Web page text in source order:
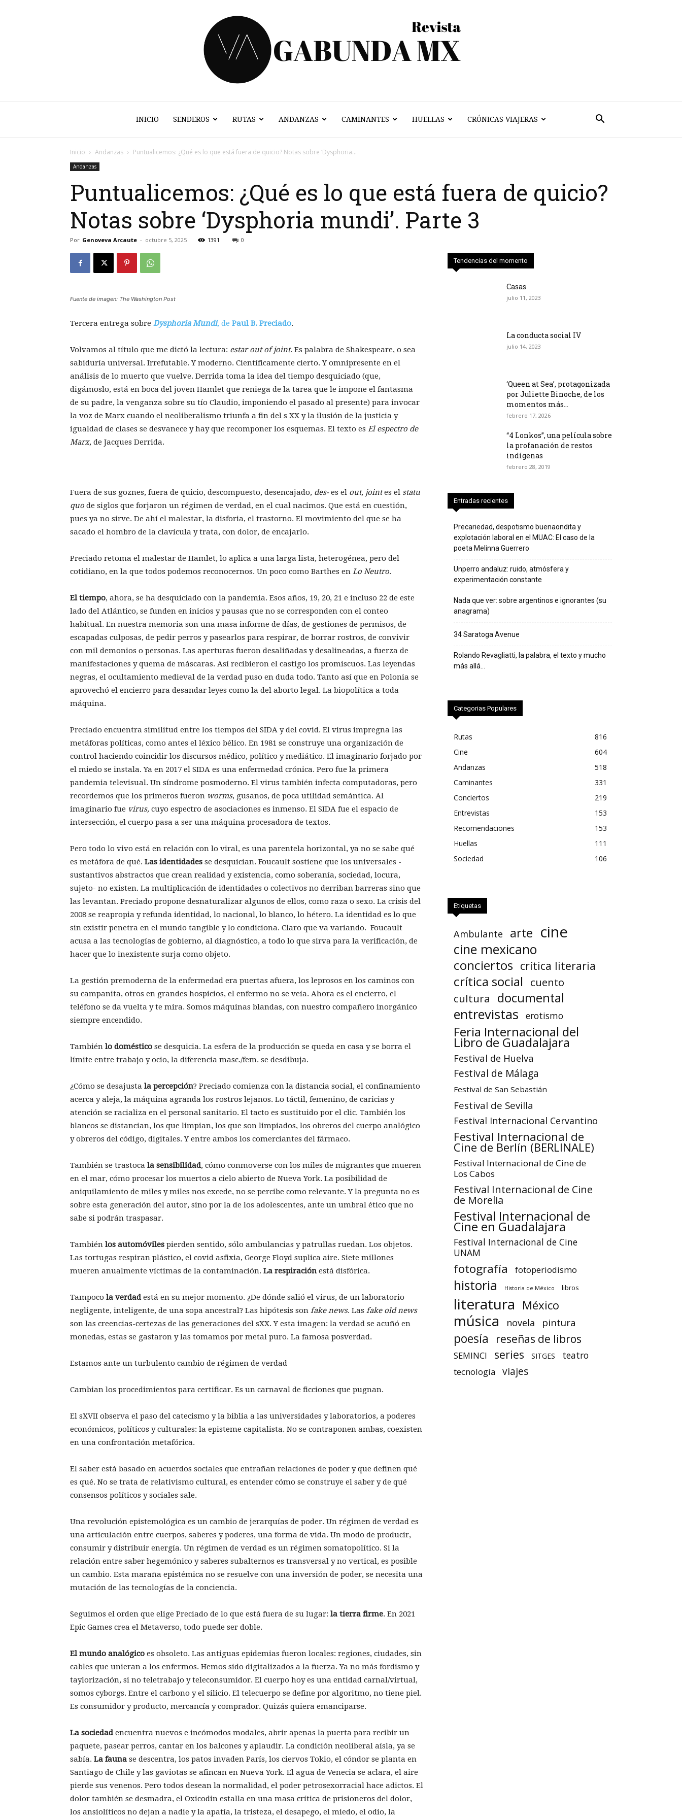
Vagabunda
INICIO SENDEROS RUTAS ANDANZAS CAMINANTES HUELLAS CRÓNICAS VIAJERAS
Inicio Andanzas Puntualicemos: ¿Qué es lo que está fuera de quicio? Notas sobre ‘Dysphoria...
Andanzas
Puntualicemos: ¿Qué es lo que está fuera de quicio?
Notas sobre ‘Dysphoria mundi’. Parte 3
Por Genoveva Arcaute - octubre 5, 2025 1391 0
Fuente de imagen: The Washington Post
Tercera entrega sobre Dysphoria Mundi, de Paul B. Preciado.
Volvamos al título que me dictó la lectura: estar out of joint. Es palabra de Shakespeare, o sea
sabiduría universal. Irrefutable. Y moderno. Científicamente cierto. Y omnipresente en el
análisis de lo muerto que vuelve. Derrida toma la idea del tiempo desquiciado (que,
digámoslo, está en boca del joven Hamlet que reniega de la tarea que le impone el fantasma
de su padre, la venganza sobre su tío Claudio, imponiendo el pasado al presente) para invocar
la voz de Marx cuando el neoliberalismo triunfa a fin del s XX y la ilusión de la justicia y
igualdad de clases se desvanece y hay que recomponer los esquemas. El texto es El espectro de
Marx, de Jacques Derrida.
Fuera de sus goznes, fuera de quicio, descompuesto, desencajado, des-es el out, jointes el statu
quo de siglos que forjaron un régimen de verdad, en el cual nacimos. Que está en cuestión,
pues ya no sirve. De ahí el malestar, la disforia, el trastorno. El movimiento del que se ha
sacado el hombro de la clavícula y trata, con dolor, de encajarlo.
Preciado retoma el malestar de Hamlet, lo aplica a una larga lista, heterogénea, pero del
cotidiano, en la que todos podemos reconocernos. Un poco como Barthes en Lo Neutro.
El tiempo, ahora, se ha desquiciado con la pandemia. Esos años, 19, 20, 21 e incluso 22 de este
lado del Atlántico, se funden en inicios y pausas que no se corresponden con el conteo
habitual. En nuestra memoria son una masa informe de días, de gestiones de permisos, de
escapadas culposas, de pedir perros y pasearlos para respirar, de borrar rostros, de convivir
con mil demonios o personas. Las aperturas fueron desaliñadas y desalineadas, a fuerza de
manifestaciones y quema de máscaras. Así recibieron el castigo los promiscuos. Las leyendas
negras, el ocultamiento medieval de la verdad puso en duda todo. Tanto así que en Polonia se
aprovechó el encierro para desandar leyes como la del aborto legal. La biopolítica a toda
máquina.
Preciado encuentra similitud entre los tiempos del SIDA y del covid. El virus impregna las
metáforas políticas, como antes el léxico bélico. En 1981 se construye una organización de
control haciendo coincidir los discursos médico, político y mediático. El imaginario forjado por
el miedo se instala. Ya en 2017 el SIDA es una enfermedad crónica. Pero fue la primera
pandemia televisual. Un síndrome posmoderno. El virus también infecta computadoras, pero
recordemos que los primeros fueron worms, gusanos, de poca utilidad semántica. Al
imaginario fue virus, cuyo espectro de asociaciones es inmenso. El SIDA fue el espacio de
intersección, el cuerpo pasa a ser una máquina procesadora de textos.
Pero todo lo vivo está en relación con lo viral, es una parentela horizontal, ya no se sabe qué
es metáfora de qué. Las identidades se desquician. Foucault sostiene que los universales -
sustantivos abstractos que crean realidad y existencia, como soberanía, sociedad, locura,
sujeto- no existen. La multiplicación de identidades o colectivos no derriban barreras sino que
las levantan. Preciado propone desnaturalizar algunos de ellos, como raza o sexo. La crisis del
2008 se reapropia y refunda identidad, lo nacional, lo blanco, lo hétero. La identidad es lo que
sin existir penetra en el mundo tangible y lo condiciona. Claro que va variando. Foucault
acusa a las tecnologías de gobierno, al diagnóstico, a todo lo que sirva para la verificación, de
hacer que lo inexistente surja como objeto.
La gestión premoderna de la enfermedad era puertas afuera, los leprosos en los caminos con
su campanita, otros en grandes hospicios, el enfermo no se veía. Ahora es el encierro, el
teléfono se da vuelta y te mira. Somos máquinas blandas, con nuestro compañero inorgánico
siempre encendido.
También lo doméstico se desquicia. La esfera de la producción se queda en casa y se borra el
límite entre trabajo y ocio, la diferencia masc./fem. se desdibuja.
¿Cómo se desajusta la percepción? Preciado comienza con la distancia social, el confinamiento
acerca y aleja, la máquina agranda los rostros lejanos. Lo táctil, femenino, de caricias y
atención se racializa en el personal sanitario. El tacto es sustituido por el clic. También los
blancos se distancian, los que limpian, los que son limpiados, los obreros del cuerpo analógico
y obreros del código, digitales. Y entre ambos los comerciantes del fármaco.
También se trastoca la sensibilidad, cómo conmoverse con los miles de migrantes que mueren
en el mar, cómo procesar los muertos a cielo abierto de Nueva York. La posibilidad de
aniquilamiento de miles y miles nos excede, no se percibe como relevante. Y la pregunta no es
sobre esta generación del autor, sino por la de los adolescentes, ante un umbral ético que no
sabe si podrán traspasar.
También los automóviles pierden sentido, sólo ambulancias y patrullas ruedan. Los objetos.
Las tortugas respiran plástico, el covid asfixia, George Floyd suplica aire. Siete millones
mueren anualmente víctimas de la contaminación. La respiración está disfórica.
Tampoco la verdad está en su mejor momento. ¿De dónde salió el virus, de un laboratorio
negligente, inteligente, de una sopa ancestral? Las hipótesis son fake news. Las fake old news
son las creencias-certezas de las generaciones del sXX. Y esta imagen: la verdad se acuñó en
monedas, estas se gastaron y las tomamos por metal puro. La famosa posverdad.
Estamos ante un turbulento cambio de régimen de verdad
Cambian los procedimientos para certificar. Es un carnaval de ficciones que pugnan.
El sXVII observa el paso del catecismo y la biblia a las universidades y laboratorios, a poderes
económicos, políticos y culturales: la episteme capitalista. No se contraponen ambas, coexisten
en una confrontación metafórica.
El saber está basado en acuerdos sociales que entrañan relaciones de poder y que definen qué
es qué. No se trata de relativismo cultural, es entender cómo se construye el saber y de qué
consensos políticos y sociales sale.
Una revolución epistemológica es un cambio de jerarquías de poder. Un régimen de verdad es
una articulación entre cuerpos, saberes y poderes, una forma de vida. Un modo de producir,
consumir y distribuir energía. Un régimen de verdad es un régimen somatopolítico. Si la
relación entre saber hegemónico y saberes subalternos es transversal y no vertical, es posible
un cambio. Esta maraña epistémica no se resuelve con una inversión de poder, se necesita una
mutación de las tecnologías de la conciencia.
Seguimos el orden que elige Preciado de lo que está fuera de su lugar: la tierra firme. En 2021
Epic Games crea el Metaverso, todo puede ser doble.
El mundo analógico es obsoleto. Las antiguas epidemias fueron locales: regiones, ciudades, sin
cables que unieran a los enfermos. Hemos sido digitalizados a la fuerza. Ya no más fordismo y
taylorización, si no teletrabajo y teleconsumidor. El cuerpo hoy es una entidad carnal/virtual,
somos cyborgs. Entre el carbono y el silicio. El telecuerpo se define por algoritmo, no tiene piel.
Es consumidor y producto, mercancía y comprador. Quizás quiera emanciparse.
La sociedad encuentra nuevos e incómodos modales, abrir apenas la puerta para recibir un
paquete, pasear perros, cantar en los balcones y aplaudir. La condición neoliberal aísla, ya se
sabía. La fauna se descentra, los patos invaden París, los ciervos Tokio, el cóndor se planta en
Santiago de Chile y las gaviotas se afincan en Nueva York. El agua de Venecia se aclara, el aire
pierde sus venenos. Pero todos desean la normalidad, el poder petrosexorracial hace adictos. El
dolor también se desmadra, el Oxicodin estalla en una masa crítica de prisioneros del dolor,
los ansiolíticos no dejan a nadie y la apatía, la tristeza, el desapego, el miedo, el odio, la
Tendencias del momento
Casas
julio 11, 2023
La conducta social IV
julio 14, 2023
‘Queen at Sea’, protagonizada
por Juliette Binoche, de los
momentos más...
febrero 17, 2026
“4 Lonkos”, una película sobre
la profanación de restos
indígenas
febrero 28, 2019
Entradas recientes
Precariedad, despotismo buenaondita y
explotación laboral en el MUAC: El caso de la
poeta Melinna Guerrero
Unperro andaluz: ruido, atmósfera y
experimentación constante
Nada que ver: sobre argentinos e ignorantes (su
anagrama)
34 Saratoga Avenue
Rolando Revagliatti, la palabra, el texto y mucho
más allá…
Categorias Populares
Rutas
816
Cine
604
Andanzas
518
Caminantes
331
Conciertos
219
Entrevistas
153
Recomendaciones
153
Huellas
111
Sociedad
106
Etiquetas
Ambulante arte cine
cine mexicano
conciertos crítica literaria
crítica social
cuento
cultura
documental
entrevistas erotismo
Feria Internacional del
Libro de Guadalajara
Festival de Huelva
Festival de Málaga
Festival de San Sebastián
Festival de Sevilla
Festival Internacional Cervantino
Festival Internacional de
Cine de Berlín (BERLINALE)
Festival Internacional de Cine de
Los Cabos
Festival Internacional de Cine
de Morelia
Festival Internacional de
Cine en Guadalajara
Festival Internacional de Cine
UNAM
fotografía fotoperiodismo
historia Historia de México libros
literatura México
música novela pintura
poesía reseñas de libros
SEMINCI series SITGES teatro
tecnología viajes